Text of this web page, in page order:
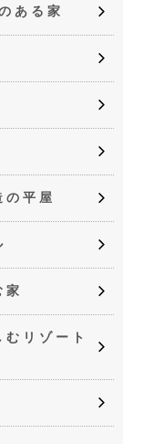
ある家
の平屋
家
リゾート